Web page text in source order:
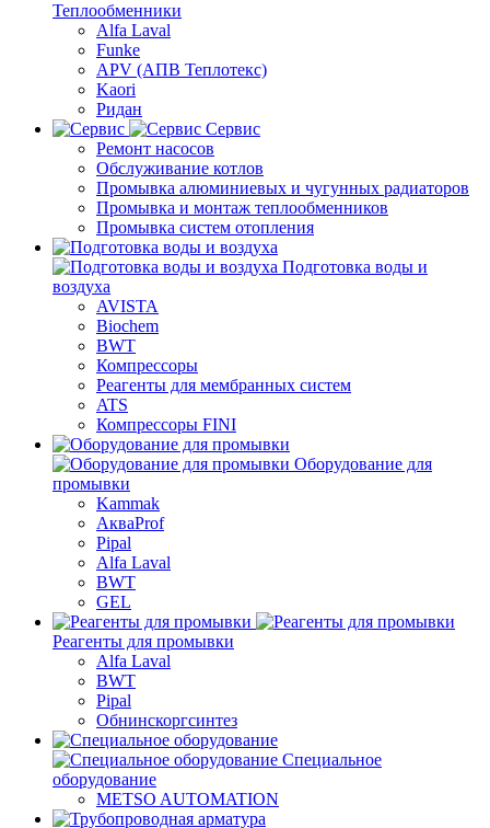
Теплообменники
Alfa Laval
Funke
APV (АПВ Теплотекс)
Kaori
Ридан
Сервис
Ремонт насосов
Обслуживание котлов
Промывка алюминиевых и чугунных радиаторов
Промывка и монтаж теплообменников
Промывка систем отопления
Подготовка воды и
воздуха
AVISTA
Biochem
BWT
Компрессоры
Реагенты для мембранных систем
ATS
Компрессоры FINI
Оборудование для
промывки
Kammak
АкваProf
Pipal
Alfa Laval
BWT
GEL
Реагенты для промывки
Alfa Laval
BWT
Pipal
Обнинскоргсинтез
Специальное
оборудование
METSO AUTOMATION